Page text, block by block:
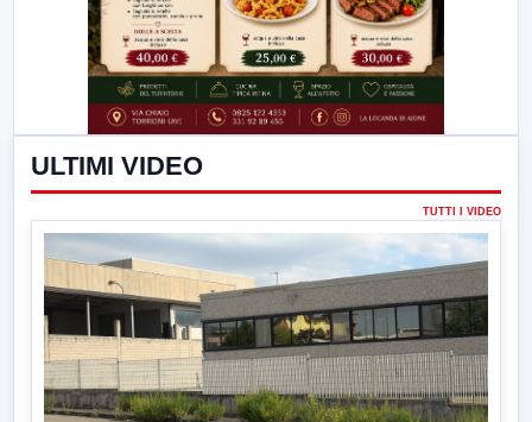
ULTIMI VIDEO
TUTTI I VIDEO